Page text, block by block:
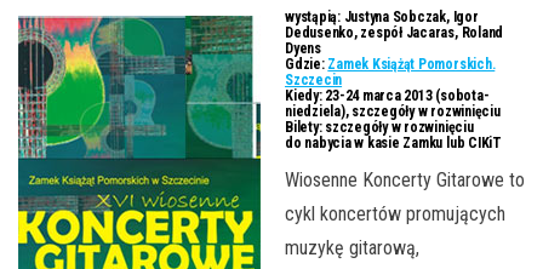
wystąpią: Justyna Sobczak, Igor
Dedusenko, zespół Jacaras, Roland
Dyens
Gdzie: Zamek Książąt Pomorskich.
Szczecin
Kiedy:23-24 marca 2013 (sobota-
niedziela), szczegóły w rozwinięciu
Bilety:szczegóły w rozwinięciu
do nabycia w kasie Zamku lub CIKiT
Wiosenne Koncerty Gitarowe to
cykl koncertów promujących
muzykę gitarową,